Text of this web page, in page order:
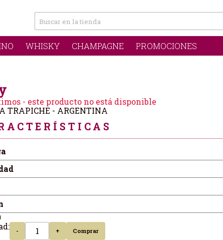
WHISKY CHAMPAGNE PROMOCIONES
- este producto no está disponible
TRAPICHE - ARGENTINA
- +
Comprar